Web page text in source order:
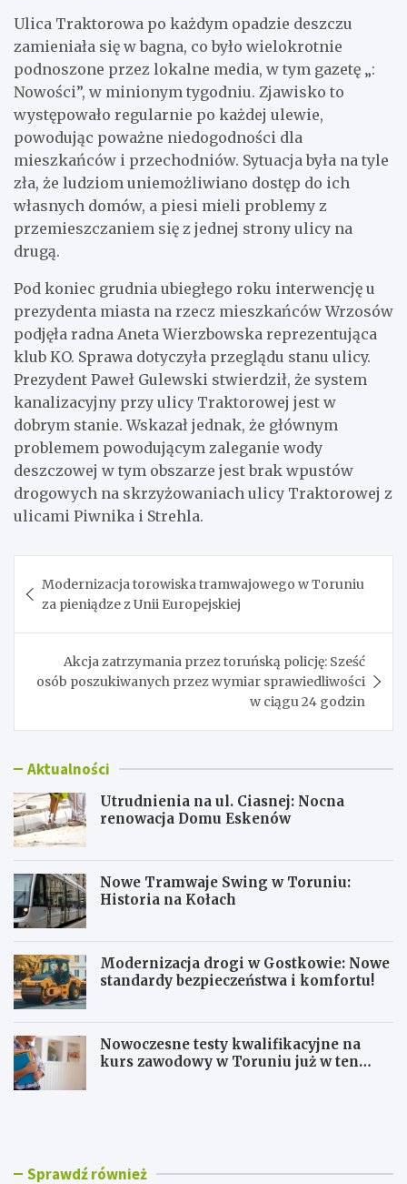
Ulica Traktorowa po każdym opadzie deszczu
zamieniała się w bagna, co było wielokrotnie
podnoszone przez lokalne media, w tym gazetę „:
Nowości”, w minionym tygodniu. Zjawisko to
występowało regularnie po każdej ulewie,
powodując poważne niedogodności dla
mieszkańców i przechodniów. Sytuacja była na tyle
zła, że ludziom uniemożliwiano dostęp do ich
własnych domów, a piesi mieli problemy z
przemieszczaniem się z jednej strony ulicy na
drugą.
Pod koniec grudnia ubiegłego roku interwencję u
prezydenta miasta na rzecz mieszkańców Wrzosów
podjęła radna Aneta Wierzbowska reprezentująca
klub KO. Sprawa dotyczyła przeglądu stanu ulicy.
Prezydent Paweł Gulewski stwierdził, że system
kanalizacyjny przy ulicy Traktorowej jest w
dobrym stanie. Wskazał jednak, że głównym
problemem powodującym zaleganie wody
deszczowej w tym obszarze jest brak wpustów
drogowych na skrzyżowaniach ulicy Traktorowej z
ulicami Piwnika i Strehla.
wpisu
Modernizacja torowiska tramwajowego w Toruniu
za pieniądze z Unii Europejskiej
Akcja zatrzymania przez toruńską policję: Sześć
osób poszukiwanych przez wymiar sprawiedliwości
w ciągu 24 godzin
Aktualności
Utrudnienia na ul. Ciasnej: Nocna
renowacja Domu Eskenów
Nowe Tramwaje Swing w Toruniu:
Historia na Kołach
Modernizacja drogi w Gostkowie: Nowe
standardy bezpieczeństwa i komfortu!
Nowoczesne testy kwalifikacyjne na
kurs zawodowy w Toruniu już w ten
U
n
N
r Sprawdź również